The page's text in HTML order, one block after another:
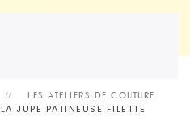
LES ATELIERS DE COUTURE
LA JUPE PATINEUSE FILETTE